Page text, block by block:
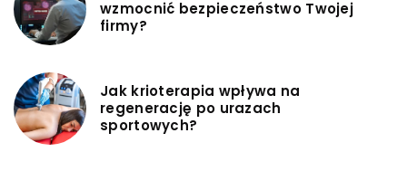
wzmocnić bezpieczeństwo Twojej
firmy?
Jak krioterapia wpływa na
regenerację po urazach
sportowych?